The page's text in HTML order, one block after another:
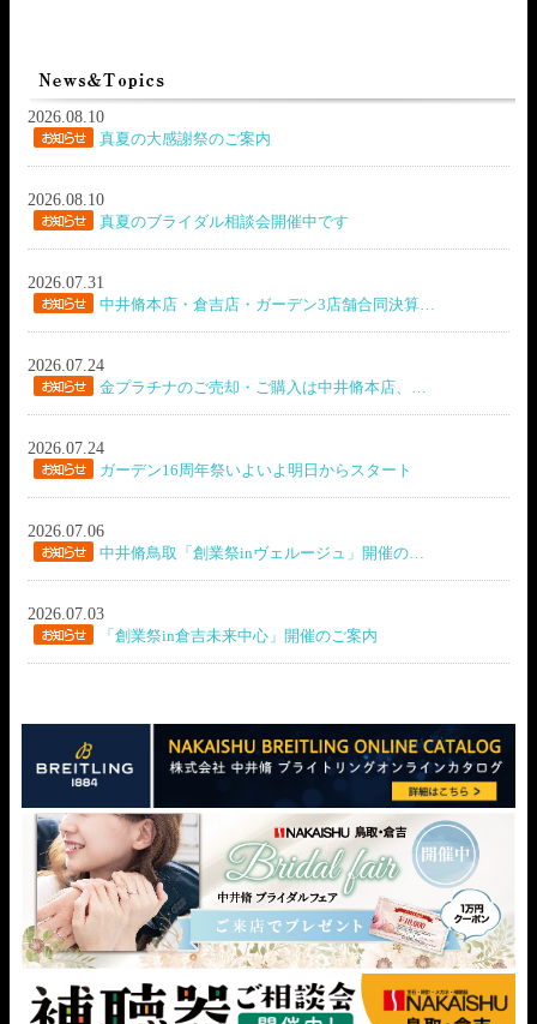
2026.08.10
真夏の大感謝祭のご案内
2026.08.10
真夏のブライダル相談会開催中です
2026.07.31
中井脩本店・倉吉店・ガーデン3店舗合同決算…
2026.07.24
金プラチナのご売却・ご購入は中井脩本店、…
2026.07.24
ガーデン16周年祭いよいよ明日からスタート
2026.07.06
中井脩鳥取「創業祭inヴェルージュ」開催の…
2026.07.03
「創業祭in倉吉未来中心」開催のご案内